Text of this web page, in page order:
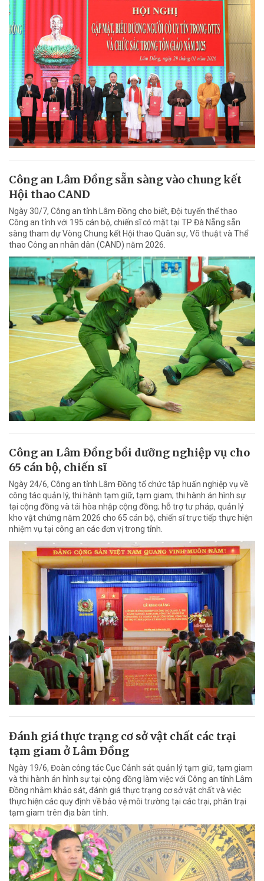
Công an Lâm Đồng sẵn sàng vào chung kết
Hội thao CAND
Ngày 30/7, Công an tỉnh Lâm Đồng cho biết, Đội tuyển thể thao
Công an tỉnh với 195 cán bộ, chiến sĩ có mặt tại TP Đà Nẵng sẵn
sàng tham dự Vòng Chung kết Hội thao Quân sự, Võ thuật và Thể
thao Công an nhân dân (CAND) năm 2026.
Công an Lâm Đồng bồi dưỡng nghiệp vụ cho
65 cán bộ, chiến sĩ
Ngày 24/6, Công an tỉnh Lâm Đồng tổ chức tập huấn nghiệp vụ về
công tác quản lý, thi hành tạm giữ, tạm giam; thi hành án hình sự
tại cộng đồng và tái hòa nhập cộng đồng; hỗ trợ tư pháp, quản lý
kho vật chứng năm 2026 cho 65 cán bộ, chiến sĩ trực tiếp thực hiện
nhiệm vụ tại công an các đơn vị trong tỉnh.
Đánh giá thực trạng cơ sở vật chất các trại
tạm giam ở Lâm Đồng
Ngày 19/6, Đoàn công tác Cục Cảnh sát quản lý tạm giữ, tạm giam
và thi hành án hình sự tại cộng đồng làm việc với Công an tỉnh Lâm
Đồng nhằm khảo sát, đánh giá thực trạng cơ sở vật chất và việc
thực hiện các quy định về bảo vệ môi trường tại các trại, phân trại
tạm giam trên địa bàn tỉnh.